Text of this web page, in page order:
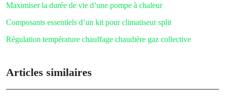
Maximiser la durée de vie d’une pompe à chaleur
Composants essentiels d’un kit pour climatiseur split
Régulation température chauffage chaudière gaz collective
Articles similaires